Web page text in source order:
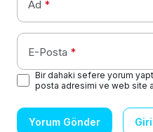
Ad *
E-Posta *
Bir dahaki sefere yorum
posta adresimi ve web site
Yorum Gönder